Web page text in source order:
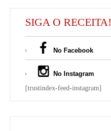
SIGA O RECEITA!
No Facebook
No Instagram
[trustindex-feed-instagram]